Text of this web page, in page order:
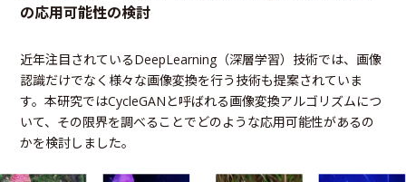
の応用可能性の検討
近年注目されているDeepLearning（深層学習）技術では、画像
認識だけでなく様々な画像変換を行う技術も提案されていま
す。本研究ではCycleGANと呼ばれる画像変換アルゴリズムにつ
いて、その限界を調べることでどのような応用可能性があるの
かを検討しました。